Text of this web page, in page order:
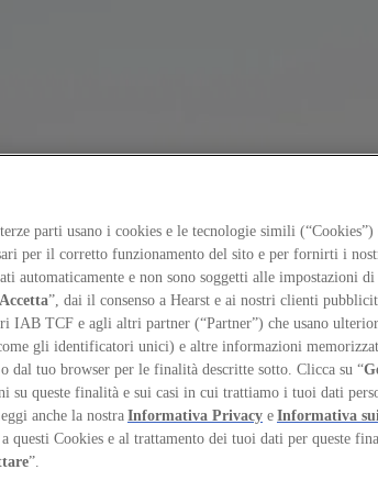
parti usano i cookies e le tecnologie simili
per il corretto funzionamento del sito e per fornirti i
automaticamente e non sono soggetti alle impostazioni di
Accetta”, dai il consenso a Hearst e ai nostri clienti
IAB TCF e agli altri partner (“Partner”) che usano
gli identificatori unici) e altre informazioni
dal tuo browser per le finalità descritte sotto. Clicca su “
su queste finalità e sui casi in cui trattiamo i tuoi dati
anche la nostraInformativa Privacy eInformativa
a questi Cookies e al trattamento dei tuoi dati per queste
”.